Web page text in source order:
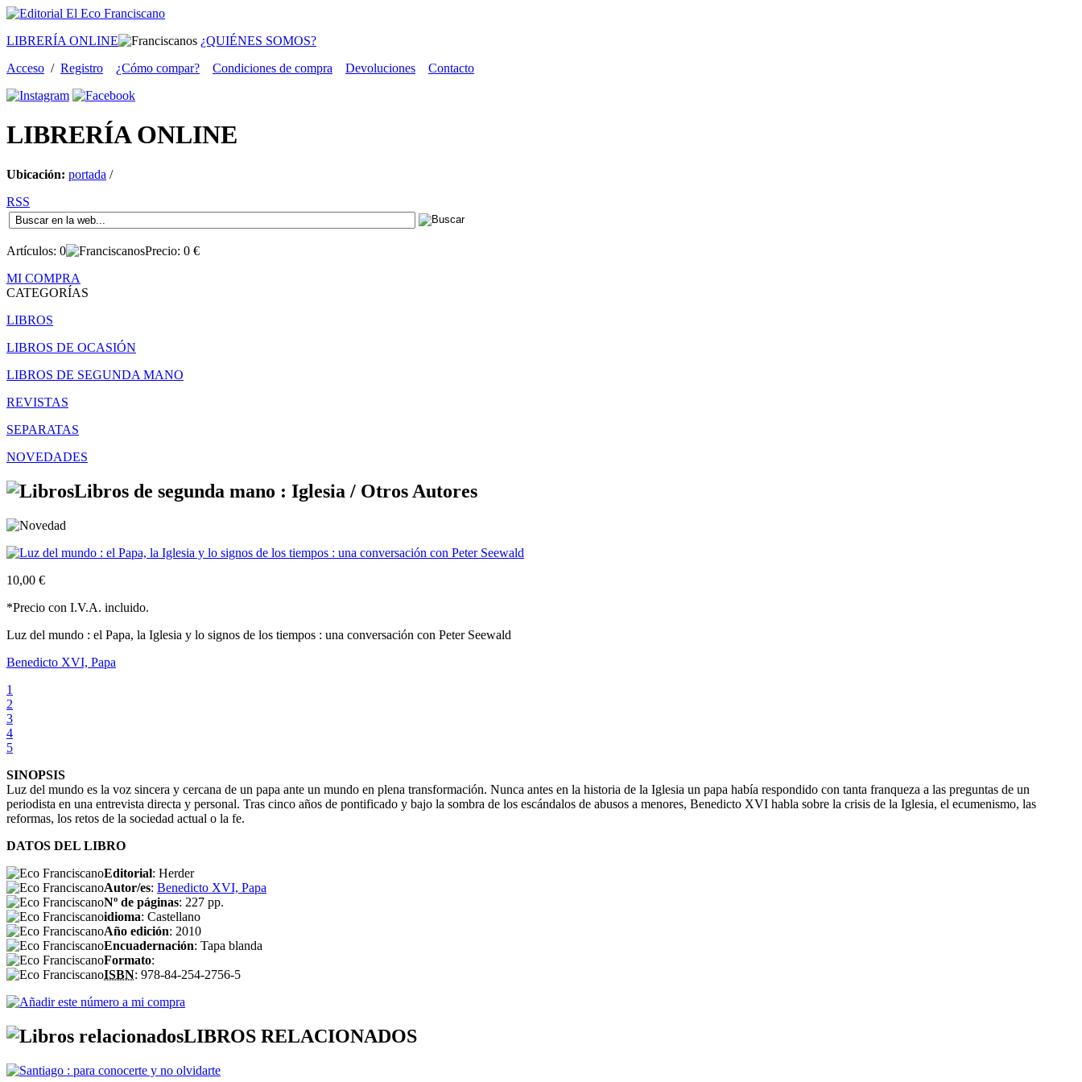
LIBRERÍA ONLINE
¿QUIÉNES SOMOS?
Acceso / Registro ¿Cómo compar? Condiciones de compra Devoluciones Contacto
LIBRERÍAONLINE
Ubicación: portada /
RSS
Artículos: 0 Precio: 0 €
MI COMPRA
CATEGORÍAS
LIBROS
LIBROS DE OCASIÓN
LIBROS DE SEGUNDA MANO
REVISTAS
SEPARATAS
NOVEDADES
Libros de segunda mano : Iglesia / Otros Autores
10,00 €
*Precio con I.V.A. incluido.
Luz del mundo : el Papa, la Iglesia y lo signos de los tiempos : una conversación con Peter Seewald
Benedicto XVI, Papa
1
2
3
4
5
SINOPSIS
Luz del mundo es la voz sincera y cercana de un papa ante un mundo en plena transformación. Nunca antes en la historia de la Iglesia un papa había respondido con tanta franqueza a las preguntas de un
periodista en una entrevista directa y personal. Tras cinco años de pontificado y bajo la sombra de los escándalos de abusos a menores, Benedicto XVI habla sobre la crisis de la Iglesia, el ecumenismo, las
reformas, los retos de la sociedad actual o la fe.
DATOS DEL LIBRO
Editorial: Herder
Autor/es: Benedicto XVI, Papa
Nº de páginas: 227 pp.
idioma: Castellano
Año edición: 2010
Encuadernación: Tapa blanda
Formato:
ISBN: 978-84-254-2756-5
LIBROS RELACIONADOS